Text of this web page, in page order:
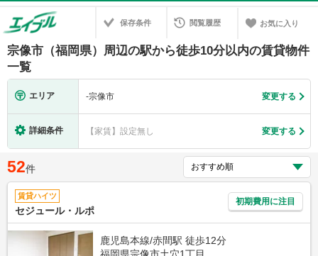
保存条件 閲覧履歴 お気に入り
宗像市（福岡県）周辺の駅から徒歩10分以内の賃貸物件
一覧
エリア -宗像市 変更する
詳細条件 【家賃】設定無し 変更する
52件
賃貸ハイツ
セジュール・ルポ
初期費用に注目
鹿児島本線/赤間駅 徒歩12分